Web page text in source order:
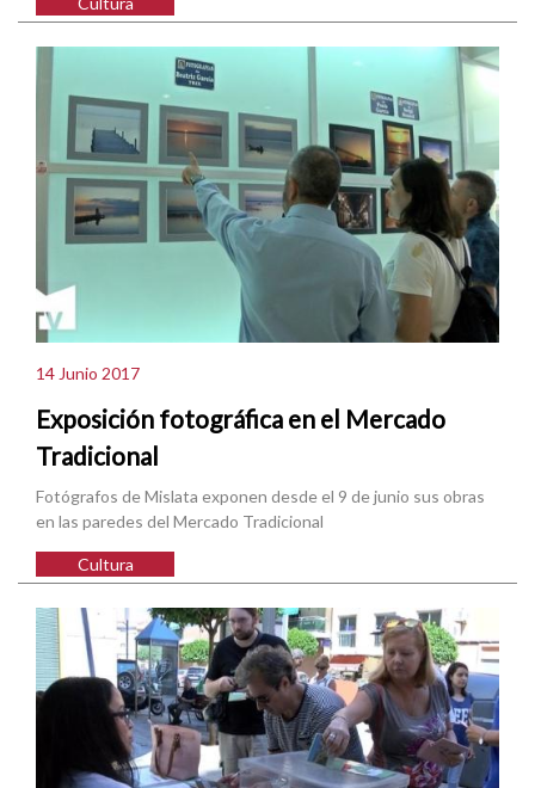
14 Junio 2017
Exposición fotográfica en el Mercado
Tradicional
Fotógrafos de Mislata exponen desde el 9 de junio sus obras
en las paredes del Mercado Tradicional
Cultura